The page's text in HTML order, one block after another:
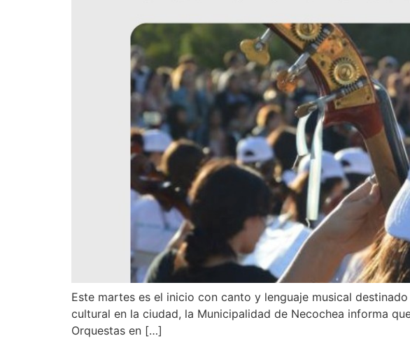
Este martes es el inicio con canto y lenguaje musical
cultural en la ciudad, la Municipalidad de Necochea informa
Orquestas en […]